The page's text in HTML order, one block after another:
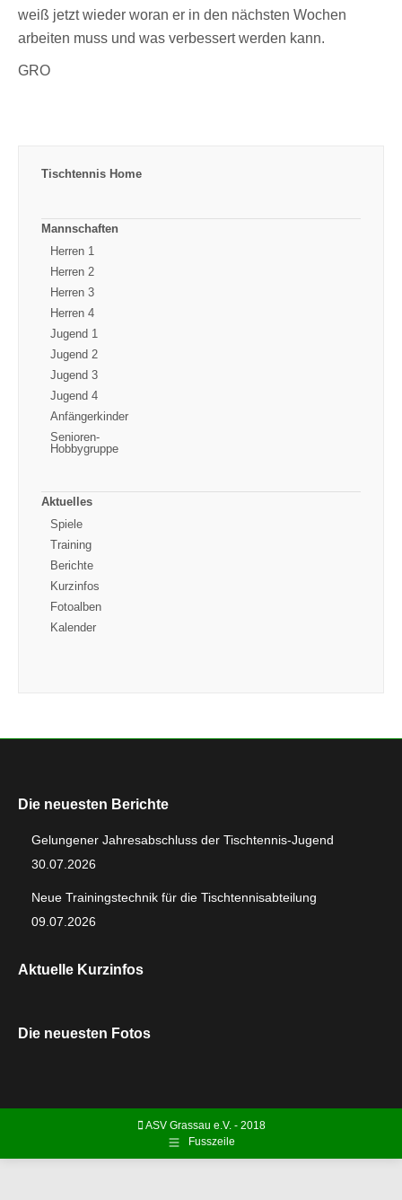
weiß jetzt wieder woran er in den nächsten Wochen
arbeiten muss und was verbessert werden kann.
GRO
Tischtennis Home
Mannschaften
Herren 1
Herren 2
Herren 3
Herren 4
Jugend 1
Jugend 2
Jugend 3
Jugend 4
Anfängerkinder
Senioren-
Hobbygruppe
Aktuelles
Spiele
Training
Berichte
Kurzinfos
Fotoalben
Kalender
Die neuesten Berichte
Gelungener Jahresabschluss der Tischtennis-Jugend
30.07.2026
Neue Trainingstechnik für die Tischtennisabteilung
09.07.2026
Aktuelle Kurzinfos
Die neuesten Fotos
ASV Grassau e.V. - 2018
Fusszeile